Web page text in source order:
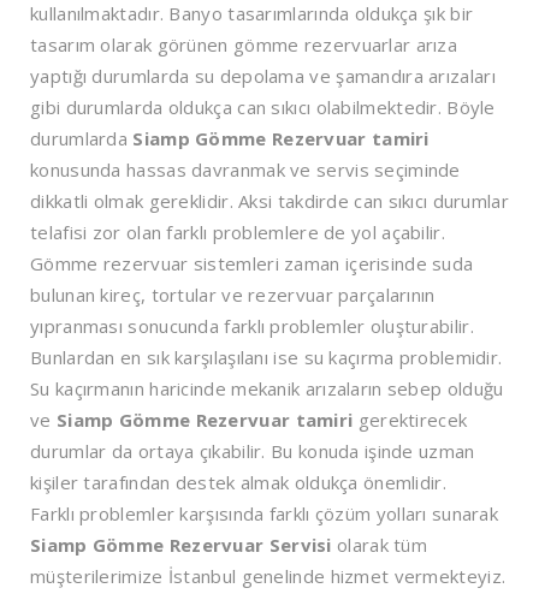
kullanılmaktadır. Banyo tasarımlarında oldukça şık bir
tasarım olarak görünen gömme rezervuarlar arıza
yaptığı durumlarda su depolama ve şamandıra arızaları
gibi durumlarda oldukça can sıkıcı olabilmektedir. Böyle
durumlarda Siamp Gömme Rezervuar tamiri
konusunda hassas davranmak ve servis seçiminde
dikkatli olmak gereklidir. Aksi takdirde can sıkıcı durumlar
telafisi zor olan farklı problemlere de yol açabilir.
Gömme rezervuar sistemleri zaman içerisinde suda
bulunan kireç, tortular ve rezervuar parçalarının
yıpranması sonucunda farklı problemler oluşturabilir.
Bunlardan en sık karşılaşılanı ise su kaçırma problemidir.
Su kaçırmanın haricinde mekanik arızaların sebep olduğu
ve Siamp Gömme Rezervuar tamiri gerektirecek
durumlar da ortaya çıkabilir. Bu konuda işinde uzman
kişiler tarafından destek almak oldukça önemlidir.
Farklı problemler karşısında farklı çözüm yolları sunarak
Siamp Gömme Rezervuar Servisi olarak tüm
müşterilerimize İstanbul genelinde hizmet vermekteyiz.